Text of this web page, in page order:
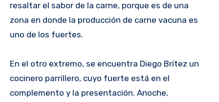
resaltar el sabor de la carne, porque es de una
zona en donde la producción de carne vacuna es
uno de los fuertes.
En el otro extremo, se encuentra Diego Brítez un
cocinero parrillero, cuyo fuerte está en el
complemento y la presentación. Anoche,